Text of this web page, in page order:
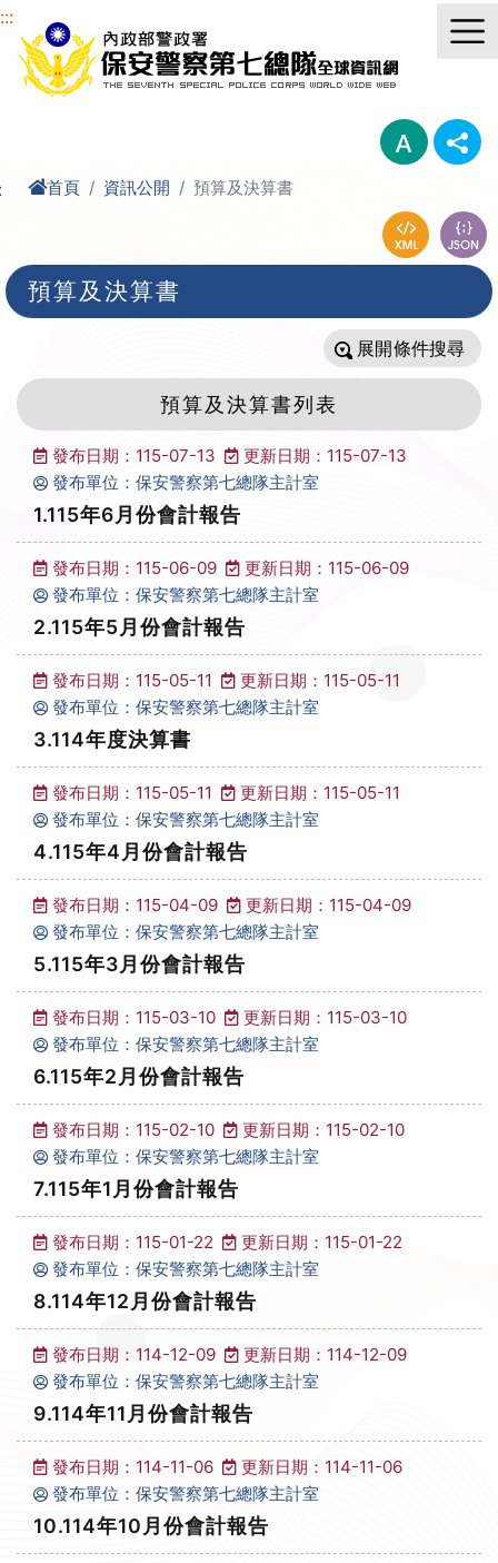
進入內容區塊
:::
首頁 資訊公開 預算及決算書
預算及決算書
條件搜尋
預算及決算書列表
發布日期：115-07-13
更新日期：115-07-13
發布單位：保安警察第七總隊主計室
1.115年6月份會計報告
發布日期：115-06-09
更新日期：115-06-09
發布單位：保安警察第七總隊主計室
2.115年5月份會計報告
發布日期：115-05-11
更新日期：115-05-11
發布單位：保安警察第七總隊主計室
3.114年度決算書
發布日期：115-05-11
更新日期：115-05-11
發布單位：保安警察第七總隊主計室
4.115年4月份會計報告
發布日期：115-04-09
更新日期：115-04-09
發布單位：保安警察第七總隊主計室
5.115年3月份會計報告
發布日期：115-03-10
更新日期：115-03-10
發布單位：保安警察第七總隊主計室
6.115年2月份會計報告
發布日期：115-02-10
更新日期：115-02-10
發布單位：保安警察第七總隊主計室
7.115年1月份會計報告
發布日期：115-01-22
更新日期：115-01-22
發布單位：保安警察第七總隊主計室
8.114年12月份會計報告
發布日期：114-12-09
更新日期：114-12-09
發布單位：保安警察第七總隊主計室
9.114年11月份會計報告
發布日期：114-11-06
更新日期：114-11-06
發布單位：保安警察第七總隊主計室
10.114年10月份會計報告